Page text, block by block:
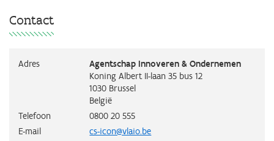
Contact
Adres
Agentschap Innoveren & Ondernemen
Koning Albert II-laan 35 bus 12
1030 Brussel
België
Telefoon
0800 20 555
E-mail
cs-icon@vlaio.be